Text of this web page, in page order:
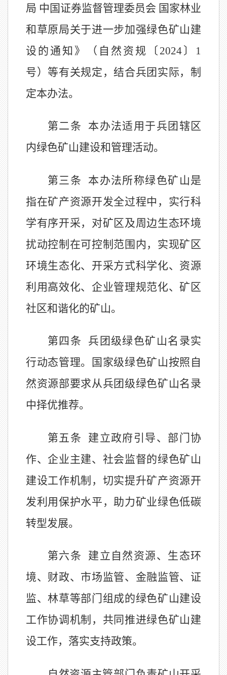
局 中国证券监督管理委员会 国家林业
和草原局关于进一步加强绿色矿山建
设的通知》（自然资规〔 2024 〕 1
号）等有关规定，结合兵团实际，制
定本办法。
第二条 本办法适用于兵团辖区
内绿色矿山建设和管理活动。
第三条
本办法所称绿色矿山是
指在矿产资源开发全过程中，实行科
学有序开采，对矿区及周边生态环境
扰动控制在可控制范围内，实现矿区
环境生态化、开采方式科学化、资源
利用高效化、企业管理规范化、矿区
社区和谐化的矿山。
第四条 兵团级绿色矿山名录实
行动态管理。国家级绿色矿山按照自
然资源部要求从兵团级绿色矿山名录
中择优推荐。
第五条
建立政府引导、部门协
作、企业主建、社会监督的绿色矿山
建设工作机制，切实提升矿产资源开
发利用保护水平，助力矿业绿色低碳
转型发展。
第六条
建立自然资源、生态环
境、财政、市场监管、 金融监管、证
监、林草等部门组成的绿色矿山建设
工作协调机制，共同推进绿色矿山建
设工作，落实支持政策。